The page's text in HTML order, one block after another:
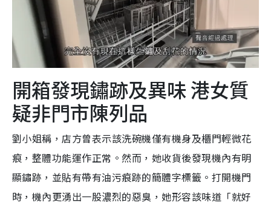
開箱發現鏽跡及異味 港女質
疑非門市陳列品
劉小姐稱，店方曾表示該洗碗機僅有機身及櫃門輕微花
痕，整體功能運作正常。然而，她收貨後發現機內有明
顯鏽跡，並貼有帶有油污痕跡的簡體字標籤。打開機門
時，機內更湧出一股濃烈的惡臭，她形容該味道「就好